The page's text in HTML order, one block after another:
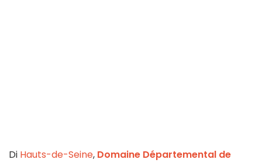
Di Hauts-de-Seine, Domaine Départemental de